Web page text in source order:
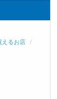
えるお店